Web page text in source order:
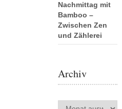
Nachmittag mit
Bamboo –
Zwischen Zen
und Zählerei
Archiv
Archiv